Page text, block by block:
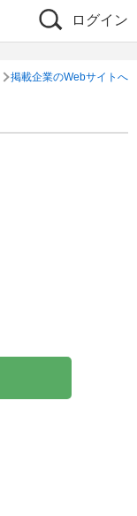
ログイン
掲載企業のWebサイトへ